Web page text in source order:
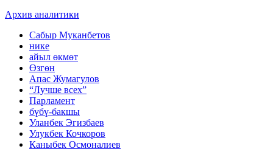
Архив аналитики
Сабыр Муканбетов
нике
айыл өкмөт
Өзгөн
Апас Жумагулов
“Лучше всех”
Парламент
бүбү-бакшы
Уланбек Эгизбаев
Улукбек Кочкоров
Каныбек Осмоналиев